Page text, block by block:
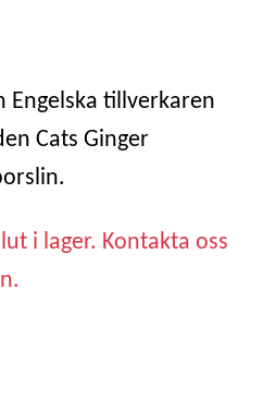
tillverkaren
Cats Ginger
i lager. Kontakta oss